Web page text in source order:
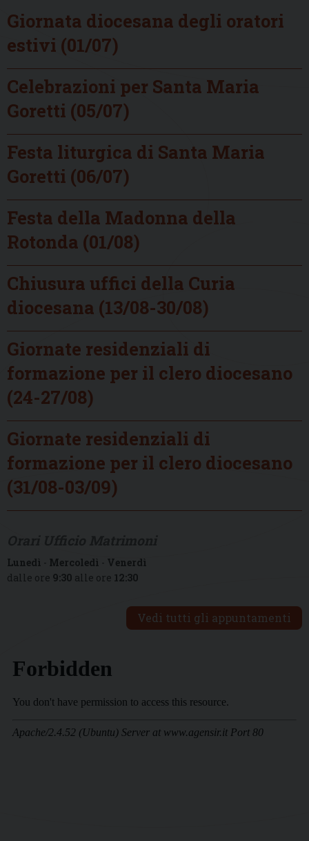
Giornata diocesana degli oratori
estivi (01/07)
Celebrazioni per Santa Maria
Goretti (05/07)
Festa liturgica di Santa Maria
Goretti (06/07)
Festa della Madonna della
Rotonda (01/08)
Chiusura uffici della Curia
diocesana (13/08-30/08)
Giornate residenziali di
formazione per il clero diocesano
(24-27/08)
Giornate residenziali di
formazione per il clero diocesano
(31/08-03/09)
Lunedì - Mercoledì - Venerdì
dalle ore 9:30 alle ore 12:30
Vedi tutti gli appuntamenti